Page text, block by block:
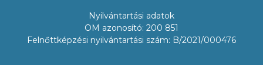
Nyilvántartási adatok
OM azonosító: 200 851
Felnőttképzési nyilvántartási szám: B/2021/000476